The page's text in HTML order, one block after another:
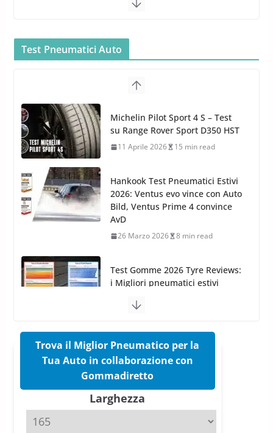
Car Care
26 Marzo 2025 2 min read
Azoto
26 Marzo 2025 2 min read
Test Pneumatici Auto
Hankook Test Pneumatici Estivi
2026: Ventus evo vince con Auto
Bild, Ventus Prime 4 convince
Test Gomme 2026 Tyre Reviews:
i Migliori pneumatici estivi
sportivi a confronto
Pirelli Cinturato 2026: due
confermano il salto tecnico del
Pirelli P Zero Trofeo RS: per
Tyre Reviews è la gomma semi-
slick da battere
Trova il Miglior Pneumatico per la
Tua Auto in collaborazione con
Gommadiretto
Larghezza